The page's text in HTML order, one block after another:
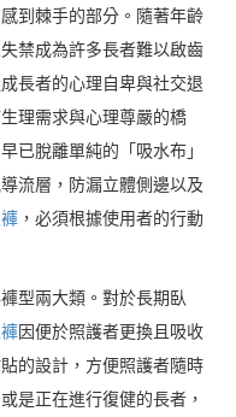
到棘手的部分。隨著年齡
禁成為許多長者難以啟齒
長者的心理自卑與社交退
理需求與心理尊嚴的橋
已脫離單純的「吸水布」
流層，防漏立體側邊以及
，必須根據使用者的行動
型兩大類。對於長期臥
因便於照護者更換且吸收
的設計，方便照護者隨時
是正在進行復健的長者，